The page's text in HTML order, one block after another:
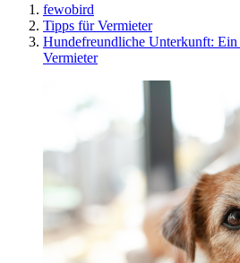
fewobird
Tipps für Vermieter
Hundefreundliche Unterkunft:
Vermieter